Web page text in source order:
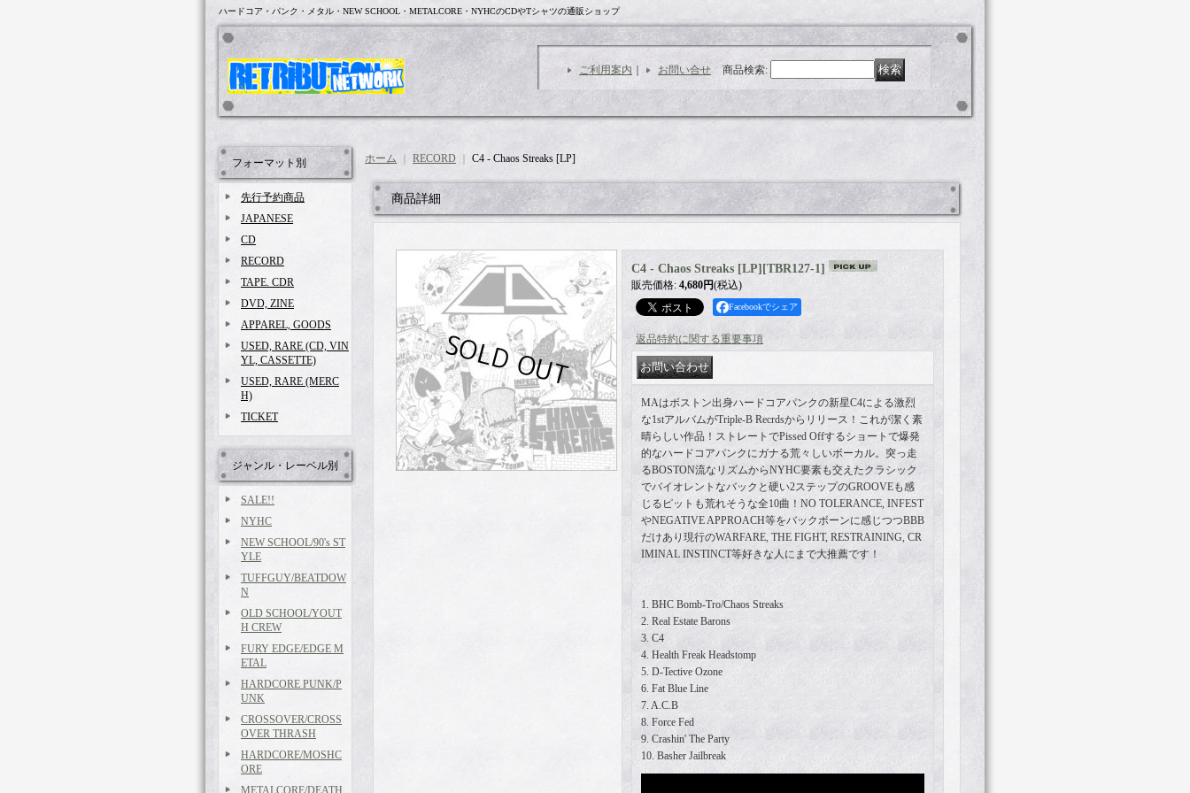
ハードコア・パンク・メタル・NEW SCHOOL・METALCORE・NYHCのCDやTシャツの通販ショップ
ご利用案内 お問い合せ 商品検索:
フォーマット別
先行予約商品
JAPANESE
CD
RECORD
TAPE. CDR
DVD, ZINE
APPAREL, GOODS
USED, RARE (CD, VIN
YL, CASSETTE)
USED, RARE (MERC
H)
TICKET
ジャンル・レーベル別
SALE!!
NYHC
NEW SCHOOL/90's ST
YLE
TUFFGUY/BEATDOW
N
OLD SCHOOL/YOUT
H CREW
FURY EDGE/EDGE M
ETAL
HARDCORE PUNK/P
UNK
CROSSOVER/CROSS
OVER THRASH
HARDCORE/MOSHC
ORE
METALCORE/DEATH
ホーム RECORD C4 - Chaos Streaks [LP]
商品詳細
C4 - Chaos Streaks [LP] [TBR127-1]
販売価格: 4,680円(税込)
Facebookでシェア
返品特約に関する重要事項
MAはボストン出身ハードコアパンクの新星C4による激烈
な1stアルバムがTriple-B Recrdsからリリース！これが潔く素
晴らしい作品！ストレートでPissed Offするショートで爆発
的なハードコアパンクにガナる荒々しいボーカル。突っ走
るBOSTON流なリズムからNYHC要素も交えたクラシック
でバイオレントなバックと硬い2ステップのGROOVEも感
じるピットも荒れそうな全10曲！NO TOLERANCE, INFEST
やNEGATIVE APPROACH等をバックボーンに感じつつBBB
だけあり現行のWARFARE, THE FIGHT, RESTRAINING, CR
IMINAL INSTINCT等好きな人にまで大推薦です！
1. BHC Bomb-Tro/Chaos Streaks
2. Real Estate Barons
3. C4
4. Health Freak Headstomp
5. D-Tective Ozone
6. Fat Blue Line
7. A.C.B
8. Force Fed
9. Crashin' The Party
10. Basher Jailbreak